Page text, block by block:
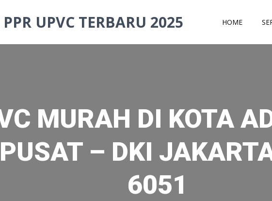
UPVC TERBARU 2025 HOME
MURAH DI KOTA
– DKI
6051